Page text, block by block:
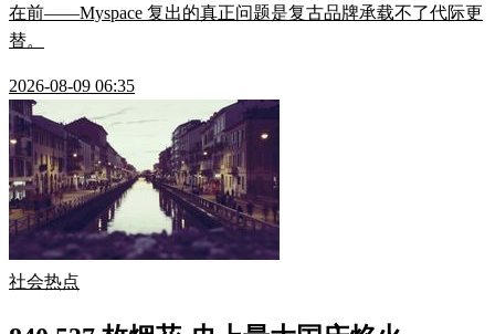
在前——Myspace 复出的真正问题是复古品牌承载不了代际更
替。
2026-08-09 06:35
社会热点